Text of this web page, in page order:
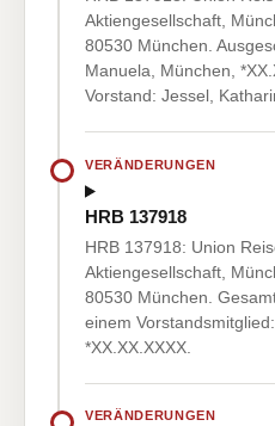
Aktiengesellschaft,
80530 München.
Manuela, München,
Vorstand: Jessel,
VERÄNDERUNGEN
HRB 137918
HRB 137918: Union
Aktiengesellschaft,
80530 München.
einem
*XX.XX.XXXX.
VERÄNDERUNGEN